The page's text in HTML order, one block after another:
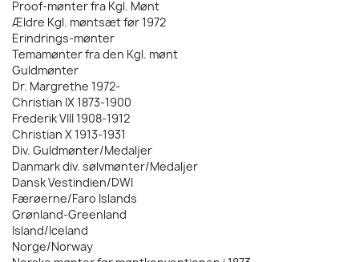
Proof-mønter fra Kgl. Mønt
Ældre Kgl. møntsæt før 1972
Erindrings-mønter
Temamønter fra den Kgl. mønt
Guldmønter
Dr. Margrethe 1972-
Christian IX 1873-1900
Frederik VIII 1908-1912
Christian X 1913-1931
Div. Guldmønter/Medaljer
Danmark div. sølvmønter/Medaljer
Dansk Vestindien/DWI
Færøerne/Faro Islands
Grønland-Greenland
Island/Iceland
Norge/Norway